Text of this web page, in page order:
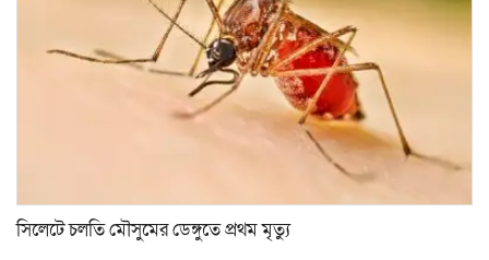
সিলেটে চলতি মৌসুমের ডেঙ্গুতে প্রথম মৃত্যু